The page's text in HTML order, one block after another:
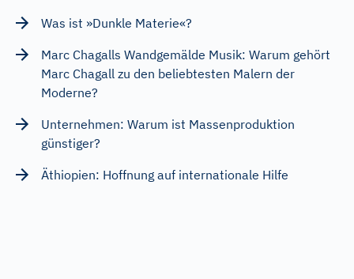
Was ist »Dunkle Materie«?
Marc Chagalls Wandgemälde Musik: Warum gehört
Marc Chagall zu den beliebtesten Malern der
Moderne?
Unternehmen: Warum ist Massenproduktion
günstiger?
Äthiopien: Hoffnung auf internationale Hilfe